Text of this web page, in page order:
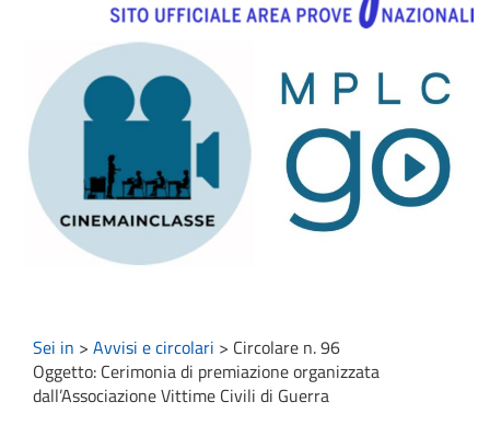
Sei in > Avvisi e circolari > Circolare n. 96
Oggetto: Cerimonia di premiazione organizzata
dall’Associazione Vittime Civili di Guerra